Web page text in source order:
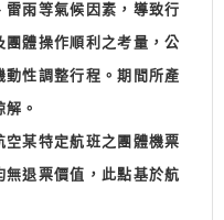
雨等氣候因素，導致行
體操作順利之考量，公
性調整行程。期間所產
。
某特定航班之團體機票
無退票價值，此點基於航